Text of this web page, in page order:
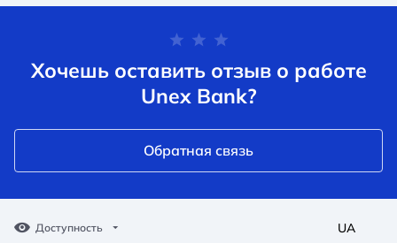
Хочешь оставить отзыв о работе
Unex Bank?
Обратная связь
Доступность UA